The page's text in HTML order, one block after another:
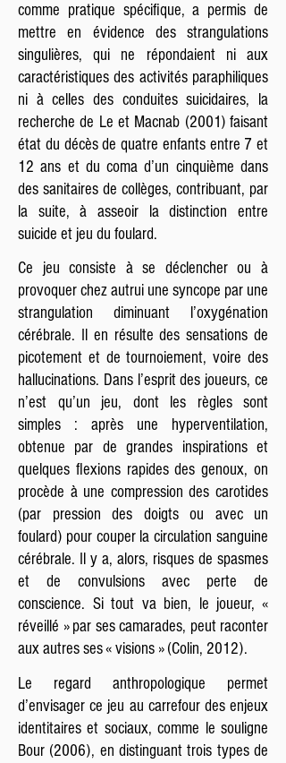
comme pratique spécifique, a permis de
mettre en évidence des strangulations
singulières, qui ne répondaient ni aux
caractéristiques des activités paraphiliques
ni à celles des conduites suicidaires, la
recherche de Le et Macnab (2001) faisant
état du décès de quatre enfants entre 7 et
12 ans et du coma d’un cinquième dans
des sanitaires de collèges, contribuant, par
la suite, à asseoir la distinction entre
suicide et jeu du foulard.
Ce jeu consiste à se déclencher ou à
provoquer chez autrui une syncope par une
strangulation diminuant l’oxygénation
cérébrale. Il en résulte des sensations de
picotement et de tournoiement, voire des
hallucinations. Dans l’esprit des joueurs, ce
n’est qu’un jeu, dont les règles sont
simples : après une hyperventilation,
obtenue par de grandes inspirations et
quelques flexions rapides des genoux, on
procède à une compression des carotides
(par pression des doigts ou avec un
foulard) pour couper la circulation sanguine
cérébrale. Il y a, alors, risques de spasmes
et de convulsions avec perte de
conscience. Si tout va bien, le joueur, «
réveillé » par ses camarades, peut raconter
aux autres ses « visions » (Colin, 2012).
Le regard anthropologique permet
d’envisager ce jeu au carrefour des enjeux
identitaires et sociaux, comme le souligne
Bour (2006), en distinguant trois types de